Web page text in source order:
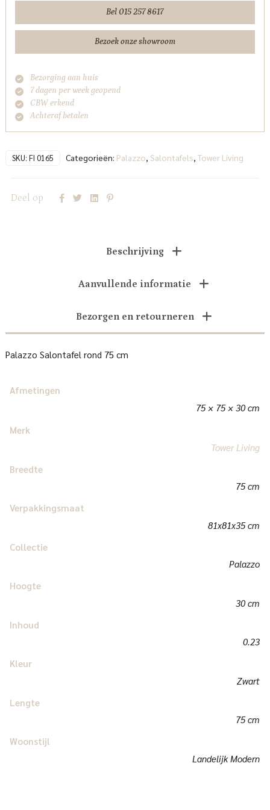
aantal
Bel 015 257 8617
Bezoek onze showroom
Bezorging aan huis
7 dagen per week geopend
CBW erkend
Achteraf betalen
SKU: FI 0165 Categorieën: Palazzo, Salontafels, Tower Living
Deel op
Beschrijving
Aanvullende informatie
Bezorgen en retourneren
Palazzo Salontafel rond 75 cm
Afmetingen
75 × 75 × 30 cm
Merk
Tower Living
Breedte
75 cm
Verpakkingsmaat
81x81x35 cm
Collectie
Palazzo
Hoogte
30 cm
Inhoud
0.23
Kleur
Zwart
Lengte
75 cm
Woonstijl
Landelijk Modern